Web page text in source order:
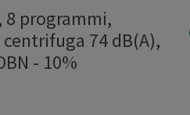
8 programmi,
74 dB(A),
- 10%